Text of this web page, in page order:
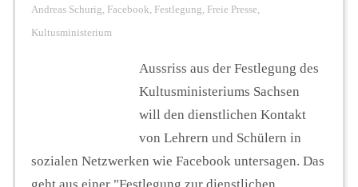
Andreas Schurig, Facebook, Festlegung, Freie Presse,
Kultusministerium
Aussriss aus der Festlegung des
Kultusministeriums Sachsen
will den dienstlichen Kontakt
von Lehrern und Schülern in
sozialen Netzwerken wie Facebook untersagen. Das